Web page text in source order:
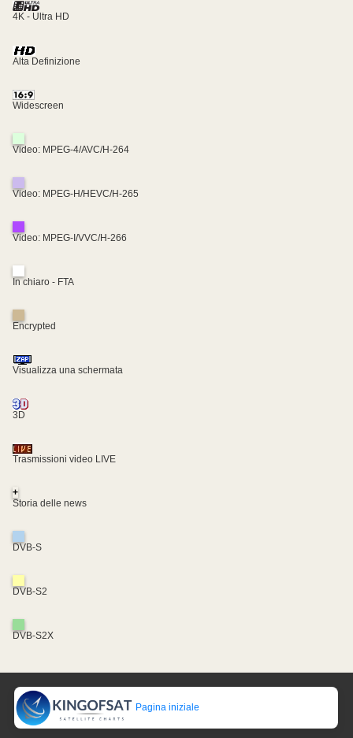
4K - Ultra HD
Alta Definizione
Widescreen
Video: MPEG-4/AVC/H-264
Video: MPEG-H/HEVC/H-265
Video: MPEG-I/VVC/H-266
In chiaro - FTA
Encrypted
Visualizza una schermata
3D
Trasmissioni video LIVE
+
Storia delle news
DVB-S
DVB-S2
DVB-S2X
Pagina iniziale